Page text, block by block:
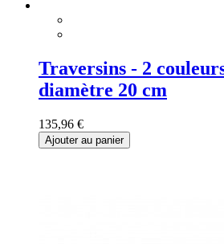
Traversins - 2
diamètre 20 cm
135,96 €
Ajouter au panier